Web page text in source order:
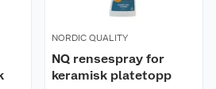
NORDIC QUALITY
NQ rensespray for
keramisk platetopp